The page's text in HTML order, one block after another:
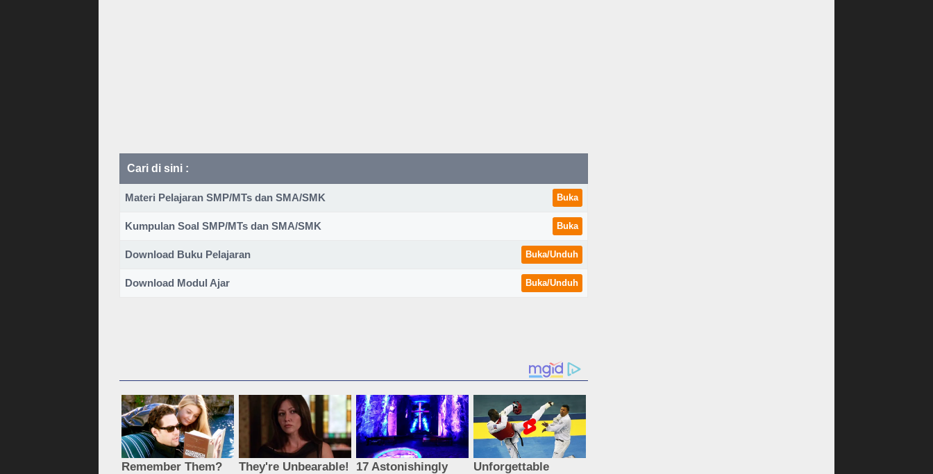
Cari di sini :
Materi Pelajaran SMP/MTs dan SMA/SMK Buka
Kumpulan Soal SMP/MTs dan SMA/SMK Buka
Download Buku Pelajaran Buka/Unduh
Download Modul Ajar Buka/Unduh